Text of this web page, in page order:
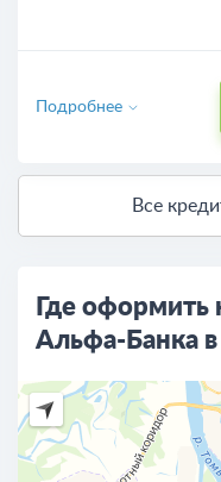
Подробнее
Где оформить
Альфа-Банка